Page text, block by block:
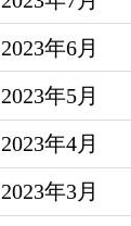
2023年6月
2023年5月
2023年4月
2023年3月